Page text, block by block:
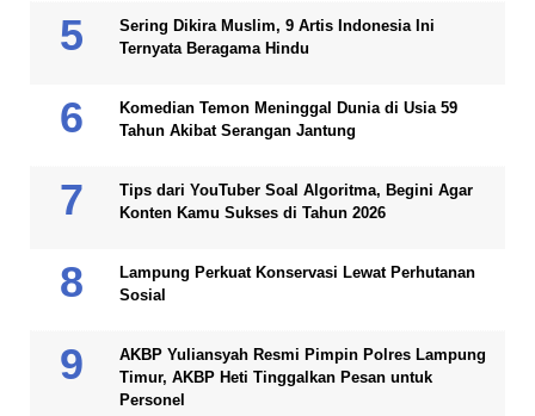
Sering Dikira Muslim, 9 Artis Indonesia Ini
Ternyata Beragama Hindu
Komedian Temon Meninggal Dunia di Usia 59
Tahun Akibat Serangan Jantung
Tips dari YouTuber Soal Algoritma, Begini Agar
Konten Kamu Sukses di Tahun 2026
Lampung Perkuat Konservasi Lewat Perhutanan
Sosial
AKBP Yuliansyah Resmi Pimpin Polres Lampung
Timur, AKBP Heti Tinggalkan Pesan untuk
Personel